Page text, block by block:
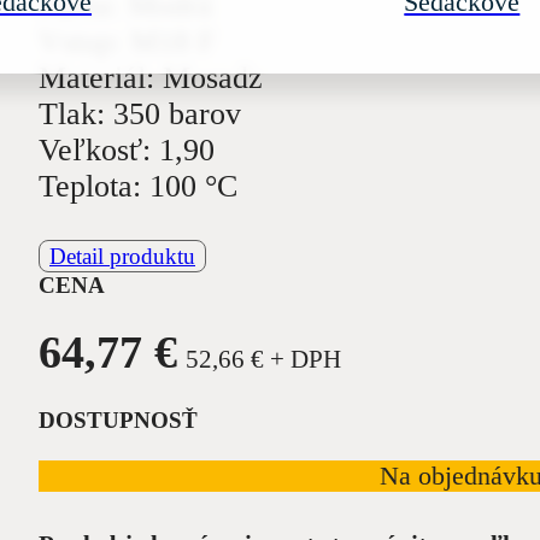
Materiál: Mosadz
Tlak: 350 barov
Veľkosť: 1,90
Teplota: 100 °C
Detail produktu
CENA
64,77 € 52,66 € + DPH
DOSTUPNOSŤ
Na